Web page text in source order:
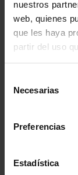
nuestros
web, quienes
que les haya
partir del uso
Necesarias
Preferencias
Estadística